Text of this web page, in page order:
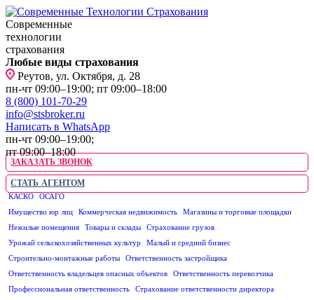
Современные
технологии
страхования
Любые виды страхования
Реутов, ул. Октября, д. 28
пн-чт 09:00–19:00; пт 09:00–18:00
8 (800) 101-70-29
info@stsbroker.ru
Написать в WhatsApp
пн-чт 09:00–19:00;
пт 09:00–18:00
ЗАКАЗАТЬ ЗВОНОК
СТАТЬ АГЕНТОМ
КАСКО ОСАГО
Имущество юр лиц
Коммерческая недвижимость
Магазины и торговые площадки
Нежилые помещения
Товары и склады
Страхование грузов
Урожай сельскохозяйственных культур
Малый и средний бизнес
Строительно-монтажные работы
Ответственность застройщика
Ответственность владельцев опасных объектов
Ответственность перевозчика
Профессиональная ответственность
Страхование ответственности директора